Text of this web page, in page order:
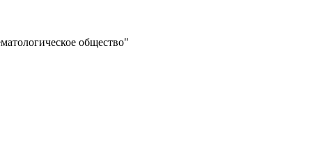
общество"